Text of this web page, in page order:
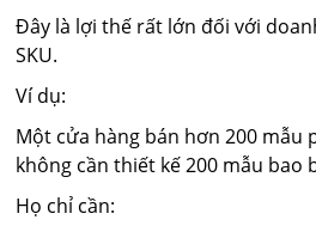
Đây là lợi thế rất lớn đối với
SKU.
Ví dụ:
Một cửa hàng bán hơn 200 mẫu
không cần thiết kế 200 mẫu bao
Họ chỉ cần: